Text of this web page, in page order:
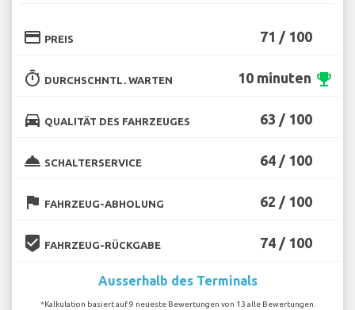
credit_card PREIS 71 / 100
timer DURCHSCHNTL. WARTEN 10 minuten emoji_events
directions_car QUALITÄT DES FAHRZEUGES 63 / 100
room_service SCHALTERSERVICE 64 / 100
flag FAHRZEUG-ABHOLUNG 62 / 100
beenhere FAHRZEUG-RÜCKGABE 74 / 100
Ausserhalb des Terminals
*Kalkulation basiert auf 9 neueste Bewertungen von 13 alle Bewertungen.